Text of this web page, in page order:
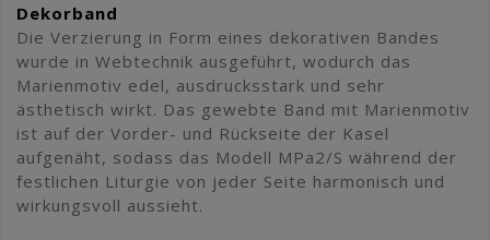
Dekorband
Die Verzierung in Form eines dekorativen Bandes
wurde in Webtechnik ausgeführt, wodurch das
Marienmotiv edel, ausdrucksstark und sehr
ästhetisch wirkt. Das gewebte Band mit Marienmotiv
ist auf der Vorder- und Rückseite der Kasel
aufgenäht, sodass das Modell MPa2/S während der
festlichen Liturgie von jeder Seite harmonisch und
wirkungsvoll aussieht.